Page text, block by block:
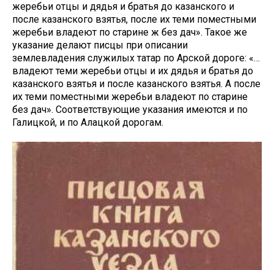
жеребьи отцы и дядья и братья до казанского и
после казанского взятья, после их теми поместными
жеребьи владеют по старине ж без дач». Такое же
указание делают писцы при описании
землевладения служилых татар по Арской дороге: «…
владеют теми жеребьи отцы и их дядья и братья до
казанского взятья и после казанского взятья. А после
их теми поместными жеребьи владеют по старине
без дач». Соответствующие указания имеются и по
Галицкой, и по Алацкой дорогам.